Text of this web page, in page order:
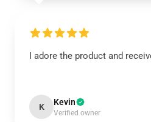
I adore the product and
K Kevin
Verified owner